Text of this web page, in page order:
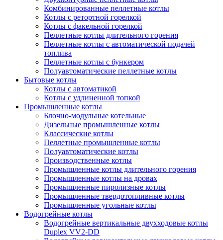
Комбинированные пеллетные котлы
Котлы с ретортной горелкой
Котлы с факельной горелкой
Пеллетные котлы длительного горения
Пеллетные котлы с автоматической подачей
топлива
Пеллетные котлы с бункером
Полуавтоматические пеллетные котлы
Бытовые котлы
Котлы с автоматикой
Котлы с удлиненной топкой
Промышленные котлы
Блочно-модульные котельные
Дизельные промышленные котлы
Классические котлы
Пеллетные промышленные котлы
Полуавтоматические котлы
Производственные котлы
Промышленные котлы длительного горения
Промышленные котлы на дровах
Промышленные пиролизные котлы
Промышленные твердотопливные котлы
Промышленные угольные котлы
Водогрейные котлы
Водогрейные вертикальные двухходовые котлы
Duplex VV2-DD